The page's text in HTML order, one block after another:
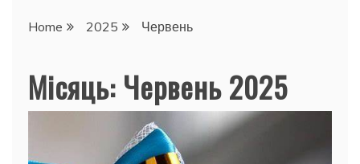
Home 2025 Червень
Місяць: Червень 2025